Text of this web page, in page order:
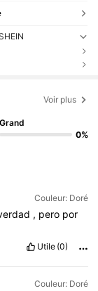
Voir plus
Grand
0%
Couleur: Doré
, pero por
Utile (0)
Couleur: Doré